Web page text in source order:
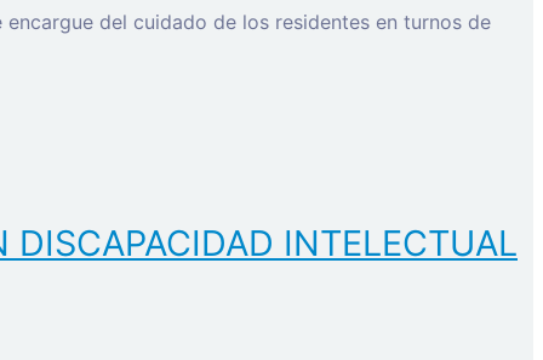
del cuidado de los residentes en turnos de
DISCAPACIDAD INTELECTUAL